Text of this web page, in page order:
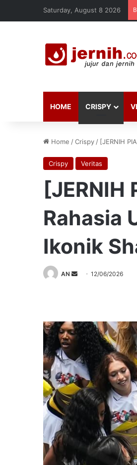
Saturday, August 8 2026
HOME CRISPY
Home /Crispy / [JERNIH
Crispy Veritas
Rahasia
Ikonik
AN
Send12/06/2026